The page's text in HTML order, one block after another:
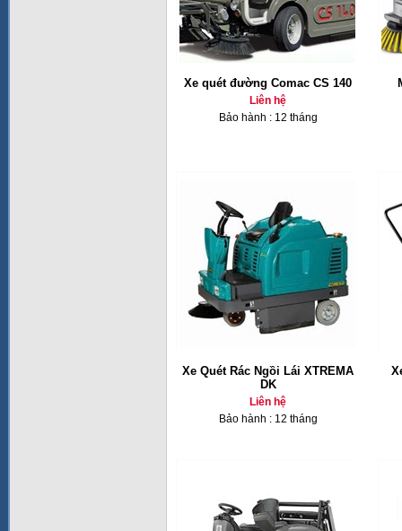
Xe quét đường Comac CS 140
Liên hệ
Bảo hành : 12 tháng
Xe Quét Rác Ngồi Lái XTREMA
DK
Liên hệ
Bảo hành : 12 tháng